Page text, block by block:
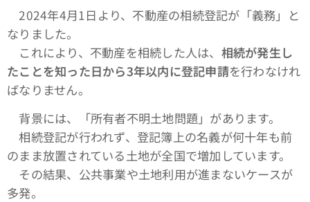
2024年4月1日より、不動産の相続登記が「義務」と
なりました。
これにより、不動産を相続した人は、 相続が発生し
たことを知った日から3年以内に登記申請を行わなけれ
ばなりません。
背景には、「所有者不明土地問題」があります。
相続登記が行われず、登記簿上の名義が何十年も前
のまま放置されている土地が全国で増加しています。
その結果、公共事業や土地利用が進まないケースが
多発。